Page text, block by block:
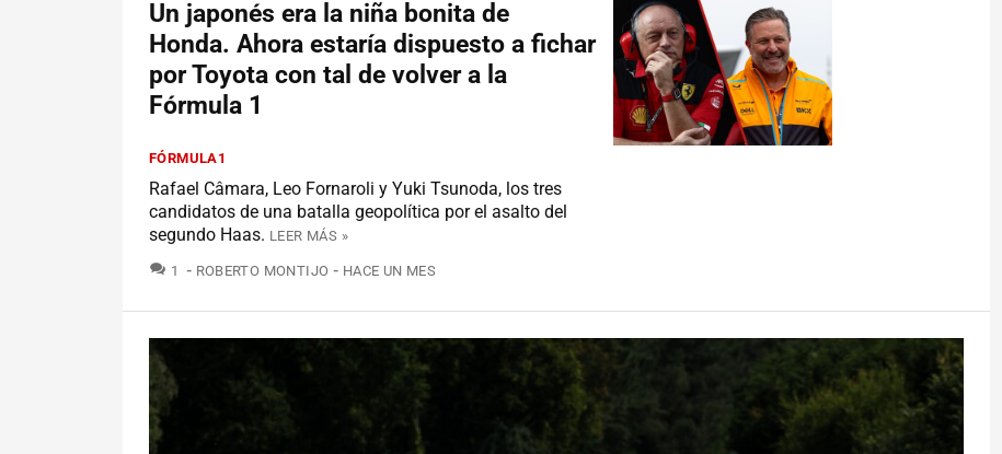
Un japonés era la niña bonita de
Honda. Ahora estaría dispuesto a fichar
por Toyota con tal de volver a la
Fórmula 1
FÓRMULA1
Rafael Câmara, Leo Fornaroli y Yuki Tsunoda, los tres
candidatos de una batalla geopolítica por el asalto del
segundo Haas. LEER MÁS »
1 COMENTARIOS
ROBERTO MONTIJO HACE UN MES